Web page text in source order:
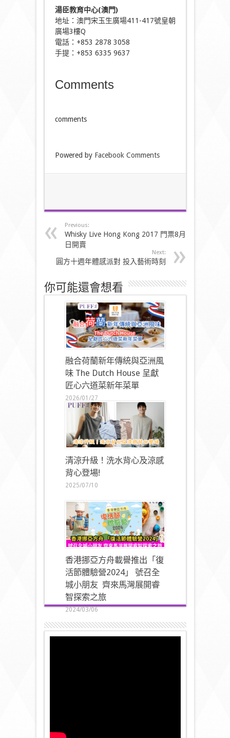
湯臣教育中心(澳門)
地址：澳門宋玉生廣場411-417號皇朝
廣場3樓Q
電話：+853 2878 3058
手提：+853 6335 9637
Comments
comments
Powered by Facebook Comments
Previous:
Whisky Live Hong Kong 2017 門票8月1
日開賣
Next:
圓方十週年體感派對 投入藝術時刻
你可能還會想看
融合荷蘭新年傳統與亞洲風
味 The Dutch House 呈獻
匠心六道菜新年菜單
2026/01/27
清涼升級！洗水背心及涼感
背心登場!
2025/07/10
香港挪亞方舟載譽推出「復
活節體驗營2024」 號召全
城小朋友 齊來馬灣展開睿
智探索之旅
2024/03/06